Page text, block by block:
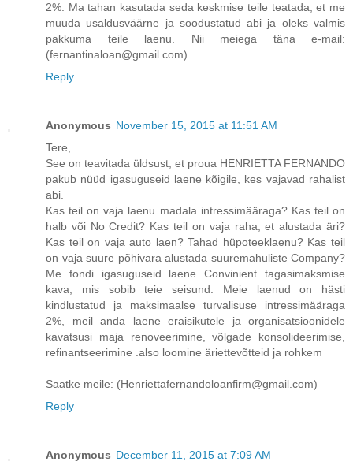
2%. Ma tahan kasutada seda keskmise teile teatada, et me
muuda usaldusväärne ja soodustatud abi ja oleks valmis
pakkuma teile laenu. Nii meiega täna e-mail:
(fernantinaloan@gmail.com)
Reply
Anonymous November 15, 2015 at 11:51 AM
Tere,
See on teavitada üldsust, et proua HENRIETTA FERNANDO
pakub nüüd igasuguseid laene kõigile, kes vajavad rahalist
abi.
Kas teil on vaja laenu madala intressimääraga? Kas teil on
halb või No Credit? Kas teil on vaja raha, et alustada äri?
Kas teil on vaja auto laen? Tahad hüpoteeklaenu? Kas teil
on vaja suure põhivara alustada suuremahuliste Company?
Me fondi igasuguseid laene Convinient tagasimaksmise
kava, mis sobib teie seisund. Meie laenud on hästi
kindlustatud ja maksimaalse turvalisuse intressimääraga
2%, meil anda laene eraisikutele ja organisatsioonidele
kavatsusi maja renoveerimine, võlgade konsolideerimise,
refinantseerimine .also loomine äriettevõtteid ja rohkem
Saatke meile: (Henriettafernandoloanfirm@gmail.com)
Reply
Anonymous December 11, 2015 at 7:09 AM